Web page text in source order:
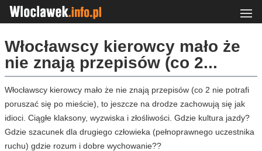
Włocławscy kierowcy mało że
nie znają przepisów (co 2...
Włocławscy kierowcy mało że nie znają przepisów (co 2 nie potrafi
poruszać się po mieście), to jeszcze na drodze zachowują się jak
idioci. Ciągłe klaksony, wyzwiska i złośliwości. Gdzie kultura jazdy?
Gdzie szacunek dla drugiego człowieka (pełnoprawnego uczestnika
ruchu) gdzie rozum i dobre wychowanie??